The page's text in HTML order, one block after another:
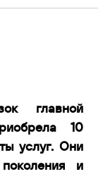
главной
10
услуг. Они
и